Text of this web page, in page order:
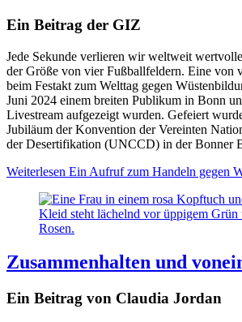
Ein Beitrag der GIZ
Jede Sekunde verlieren wir weltweit
der Größe von vier Fußballfeldern. Eine von
beim Festakt zum Welttag gegen
Juni 2024 einem breiten Publikum in Bonn
Livestream aufgezeigt wurden. Gefeiert
Jubiläum der Konvention der Vereinten
der Desertifikation (UNCCD) in der Bonner
Weiterlesen Ein Aufruf zum Handeln gegen
Zusammenhalten und
Ein Beitrag von Claudia Jordan